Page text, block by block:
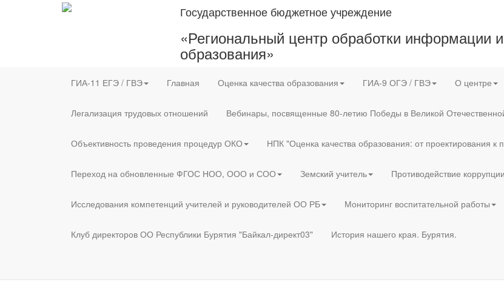
Государственное бюджетное учреждение
«Региональный центр обработки информации
образования»
ГИА-11 ЕГЭ / ГВЭ Главная Оценка качества образования ГИА-9 ОГЭ / ГВЭ О центре
Легализация трудовых отношений Вебинары, посвященные 80-летию Победы в Великой
Объективность проведения процедур ОКО НПК "Оценка качества образования: от проектирования к
Переход на обновленные ФГОС НОО, ООО и СОО Земский учитель Противодействие коррупции
Исследования компетенций учителей и руководителей ОО РБ Мониторинг воспитательной работы
Клуб директоров ОО Республики Бурятия "Байкал-директ03" История нашего края. Бурятия.